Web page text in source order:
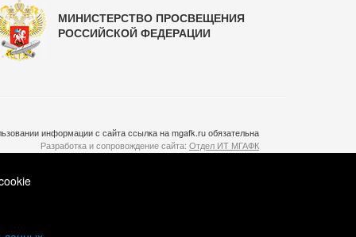
МИНИСТЕРСТВО ПРОСВЕЩЕНИЯ
РОССИЙСКОЙ ФЕДЕРАЦИИ
информации с сайта ссылка на mgafk.ru обязательна
Разработка и сопровождение сайта: Отдел ИТ МГАФК